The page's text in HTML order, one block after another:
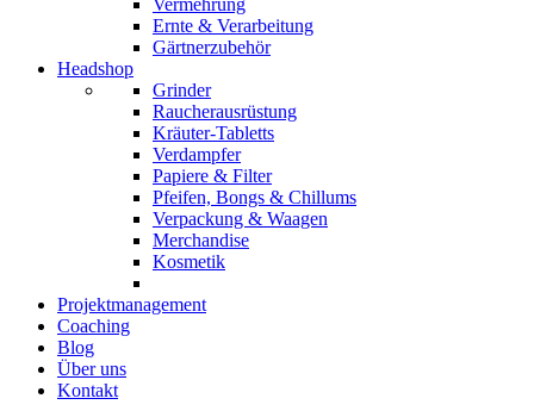
Vermehrung
Ernte & Verarbeitung
Gärtnerzubehör
Headshop
Grinder
Raucherausrüstung
Kräuter-Tabletts
Verdampfer
Papiere & Filter
Pfeifen, Bongs & Chillums
Verpackung & Waagen
Merchandise
Kosmetik
Projektmanagement
Coaching
Blog
Über uns
Kontakt